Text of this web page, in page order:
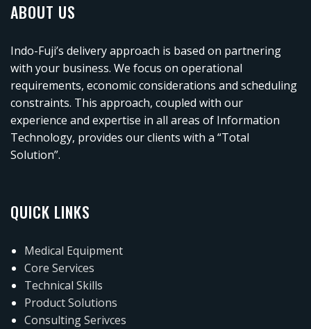
ABOUT US
Indo-Fuji’s delivery approach is based on partnering
with your business. We focus on operational
requirements, economic considerations and scheduling
constraints. This approach, coupled with our
experience and expertise in all areas of Information
Technology, provides our clients with a “Total
Solution”.
QUICK LINKS
Medical Equipment
Core Services
Technical Skills
Product Solutions
Consulting Serivces